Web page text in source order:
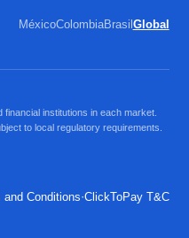
MéxicoColombiaBrasil Global
institutions in each market.
to local regulatory requirements.
and Conditions·ClickToPay T&C